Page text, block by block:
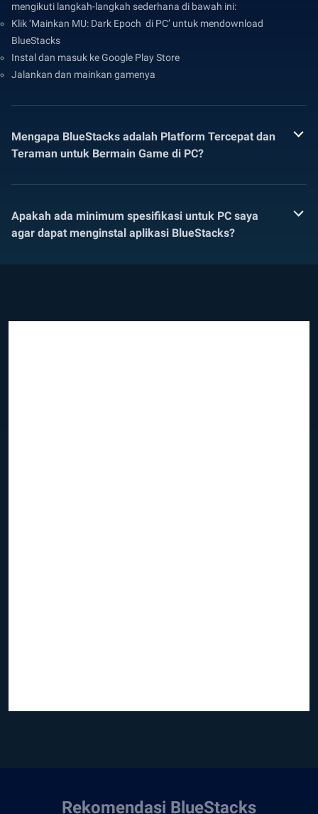
mengikuti langkah-langkah sederhana di bawah ini:
Klik ‘Mainkan MU: Dark Epoch di PC’ untuk mendownload
BlueStacks
Instal dan masuk ke Google Play Store
Jalankan dan mainkan gamenya
Mengapa BlueStacks adalah Platform Tercepat dan
Teraman untuk Bermain Game di PC?
Apakah ada minimum spesifikasi untuk PC saya
agar dapat menginstal aplikasi BlueStacks?
Rekomendasi BlueStacks